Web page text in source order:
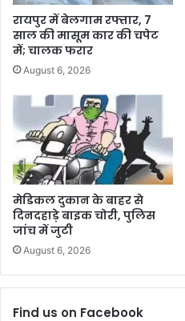
रायपुर में बेलगाम रफ्तार, 7
साल की मासूम कार की चपेट
में; चालक फरार
August 6, 2026
मेडिकल दुकान के बाहर से
दिनदहाड़े बाइक चोरी, पुलिस
जांच में जुटी
August 6, 2026
Find us on Facebook